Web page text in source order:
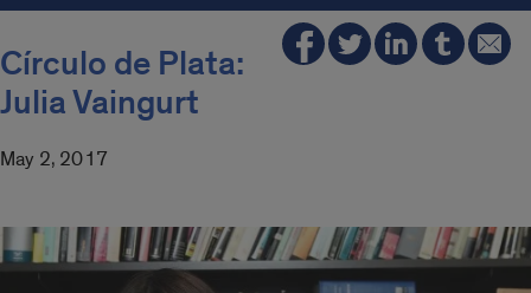
Círculo de Plata:
Julia Vaingurt
May 2, 2017